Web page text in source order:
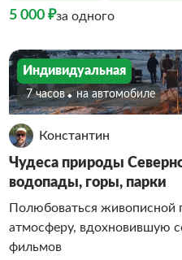
5 000 ₽за одного
Индивидуальная
7 часов На автомобиле
Константин
Чудеса природы
водопады, горы, парки
Полюбоваться живописной
атмосферу, вдохновившую
фильмов